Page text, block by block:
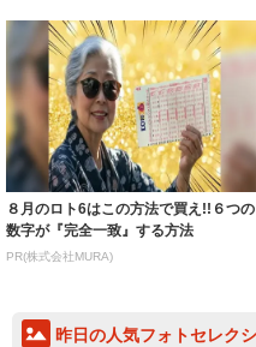
８月のロト6はこの方法で買え!!６つの
数字が『完全一致』する方法
PR(株式会社MURA)
昨日の人気フォトセレク